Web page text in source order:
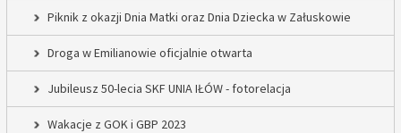
Piknik z okazji Dnia Matki oraz Dnia Dziecka w Załuskowie
Droga w Emilianowie oficjalnie otwarta
Jubileusz 50-lecia SKF UNIA IŁÓW - fotorelacja
Wakacje z GOK i GBP 2023